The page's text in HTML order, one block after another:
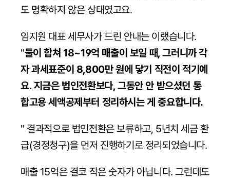
도 명확하지 않은 상태였고요.
임지원 대표 세무사가 드린 안내는 이랬습니다.
"둘이 합쳐 18~19억 매출이 보일 때, 그러니까 각
자 과세표준이 8,800만 원에 닿기 직전이 적기예
요. 지금은 법인전환보다, 그동안 안 받으셨던 통
합고용 세액공제부터 정리하시는 게 중요합니다.
" 결과적으로 법인전환은 보류하고, 5년치 세금 환
급(경정청구)을 먼저 진행하기로 정리되었습니다.
매출 15억은 결코 작은 숫자가 아닙니다. 그런데도